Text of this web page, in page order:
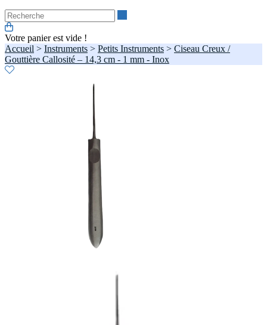
Votre panier est vide !
Accueil > Instruments > Petits Instruments > Ciseau Creux /
Gouttière Callosité – 14,3 cm - 1 mm - Inox